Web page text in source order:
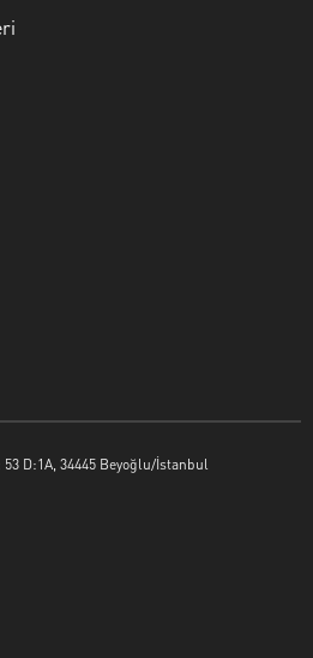
D:1A, 34445 Beyoğlu/İstanbul